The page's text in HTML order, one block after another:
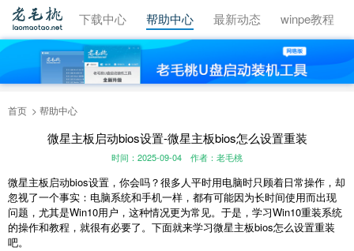
视频教程 下载中心 帮助中心 最新动态 winpe教程
首页 帮助中心
微星主板启动bios设置-微星主板bios怎么设置重装
时间：2025-09-04 作者：老毛桃
微星主板启动bios设置，你会吗？很多人平时用电脑时只顾着日常操作，却
忽视了一个事实：电脑系统和手机一样，都有可能因为长时间使用而出现
问题，尤其是Win10用户，这种情况更为常见。于是，学习Win10重装系统
的操作和教程，就很有必要了。下面就来学习微星主板bios怎么设置重装
吧。